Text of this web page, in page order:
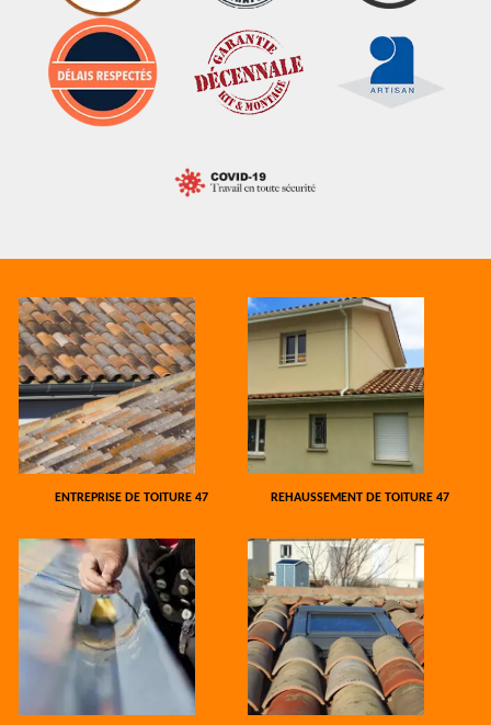
ENTREPRISE DE TOITURE 47 REHAUSSEMENT DE TOITURE 47